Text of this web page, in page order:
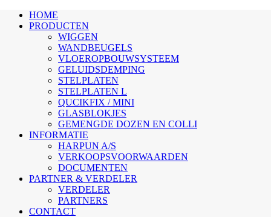
HOME
PRODUCTEN
WIGGEN
WANDBEUGELS
VLOEROPBOUWSYSTEEM
GELUIDSDEMPING
STELPLATEN
STELPLATEN L
QUCIKFIX / MINI
GLASBLOKJES
GEMENGDE DOZEN EN COLLI
INFORMATIE
HARPUN A/S
VERKOOPSVOORWAARDEN
DOCUMENTEN
PARTNER & VERDELER
VERDELER
PARTNERS
CONTACT